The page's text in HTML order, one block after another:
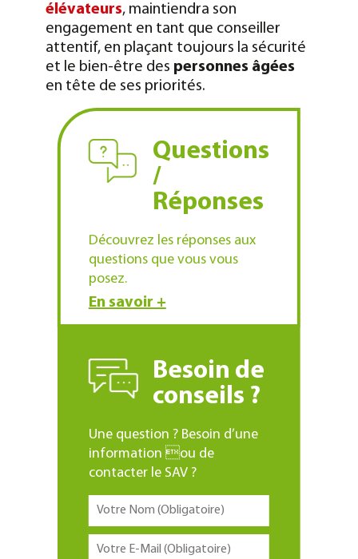
élévateurs, maintiendra son
engagement en tant que conseiller
attentif, en plaçant toujours la sécurité
et le bien-être des personnes âgées
en tête de ses priorités.
Questions
/
Réponses
Découvrez les réponses aux
questions que vous vous
posez.
En savoir +
Besoin de
conseils ?
Une question ? Besoin d’une
information ou de
contacter le SAV ?